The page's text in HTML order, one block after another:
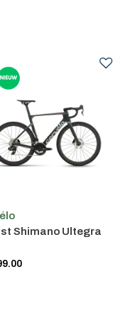
Shimano Ultegra